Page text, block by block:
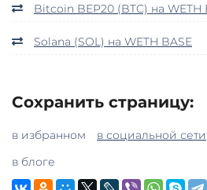
Bitcoin BEP20 (BTC) на WETH
Solana (SOL) на WETH BASE
Сохранить страницу:
в избранном в социальной сети
в блоге